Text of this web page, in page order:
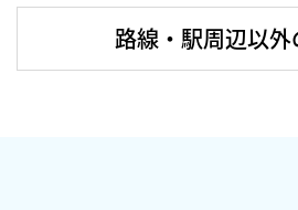
路線・駅周辺以外